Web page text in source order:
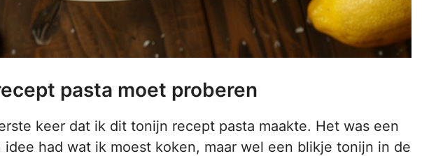
pasta moet proberen
keer dat ik dit tonijn recept pasta maakte. Het was een
had wat ik moest koken, maar wel een blikje tonijn in de